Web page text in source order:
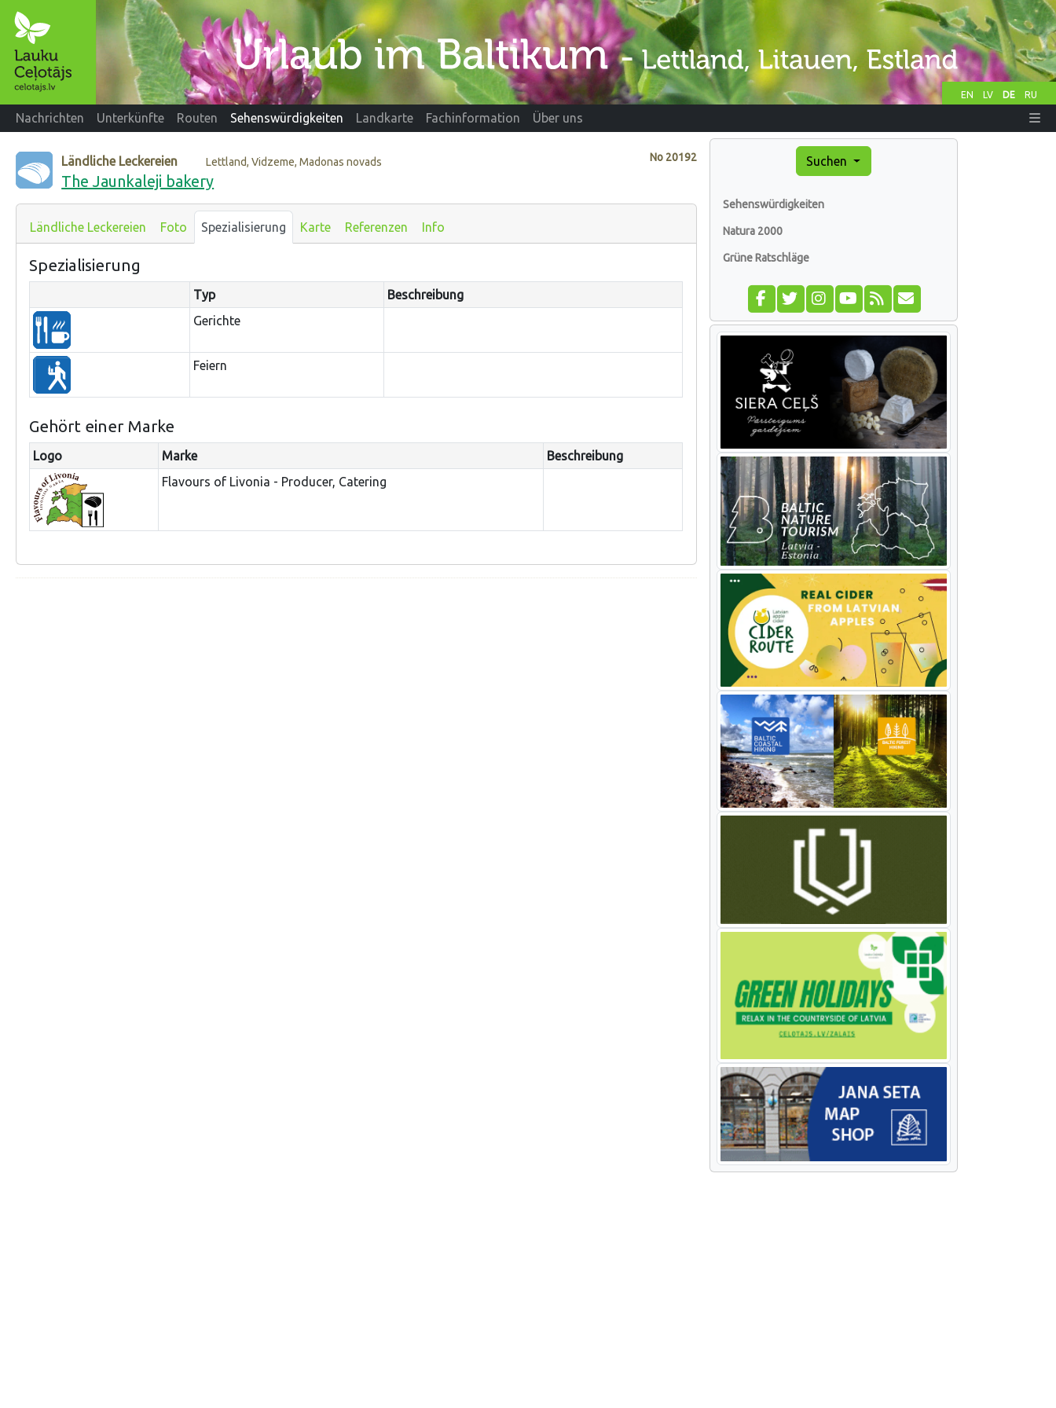
EN LV DE RU
Nachrichten Unterkünfte Routen Sehenswürdigkeiten Landkarte Fachinformation Über uns
No 20192
Ländliche Leckereien Lettland, Vidzeme, Madonas novads
The Jaunkaleji bakery
Ländliche Leckereien Foto Spezialisierung Karte Referenzen Info
Spezialisierung
Typ
Beschreibung
Gerichte
Feiern
Gehört einer Marke
Logo Marke
Beschreibung
Flavours of Livonia - Producer, Catering
Suchen
Sehenswürdigkeiten
Natura 2000
Grüne Ratschläge